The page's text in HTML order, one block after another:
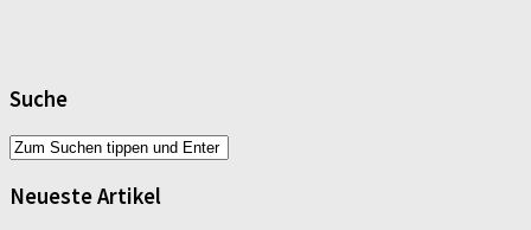
Suche
Neueste Artikel